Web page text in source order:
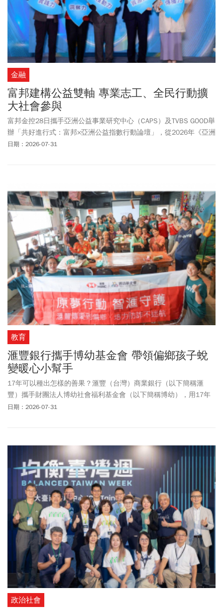
金融
富邦建構公益雙軸 專業志工、全民行動擴
大社會參與
富邦金控28日攜手亞洲公益事業研究中心（CAPS）及TVBS GOOD舉
辦「共好進行式：富邦×亞洲公益指數行動論壇」，從2026年《亞洲
公益指數》（Doing Good Index，DGI）的研究洞察出發，邀集產官
共好。
日期：2026-07-31
教育
滙豐銀行攜手博幼基金會 帶領偏鄉孩子蛻
變暖心小幫手
17年可以種出怎樣的善果？滙豐（台灣）商業銀行（以下簡稱滙
豐）攜手財團法人博幼社會福利基金會（以下簡稱博幼），用17年
的時光，帶給偏鄉孩子希望與機會，除了照顧課業，也養成多元能
日期：2026-07-31
政治社會